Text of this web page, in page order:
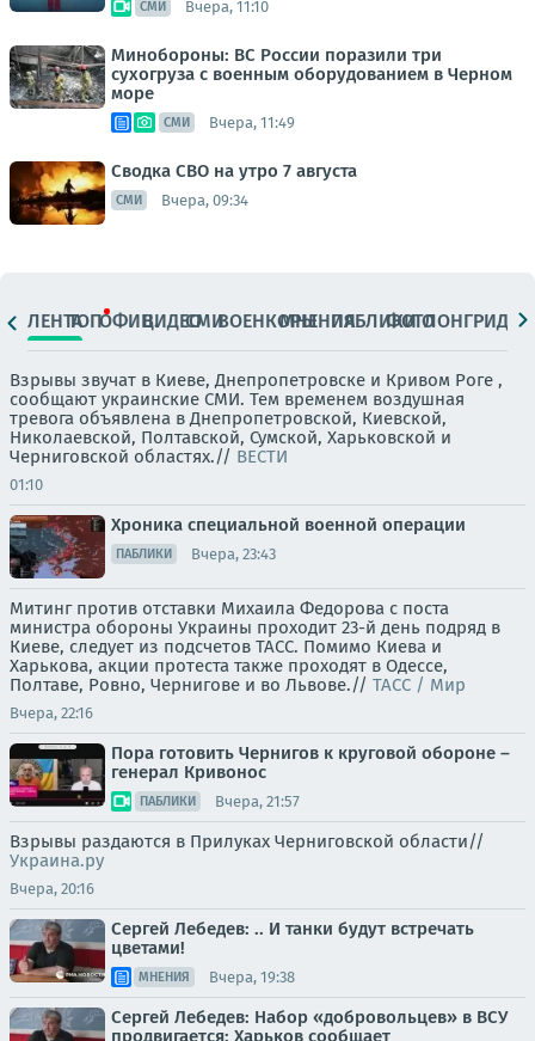
СМИ Вчера, 11:10
Минобороны: ВС России поразили три
сухогруза с военным оборудованием в Черном
море
СМИ Вчера, 11:49
Сводка СВО на утро 7 августа
СМИ Вчера, 09:34
ЛЕНТАТОПОФИЦ.ВИДЕОСМИВОЕНКОРЫМНЕНИЯПАБЛИКИ
ФОТОЛОНГРИДЫ
Взрывы звучат в Киеве, Днепропетровске и Кривом Роге ,
сообщают украинские СМИ. Тем временем воздушная
тревога объявлена в Днепропетровской, Киевской,
Николаевской, Полтавской, Сумской, Харьковской и
Черниговской областях.// ВЕСТИ
01:10
Хроника специальной военной операции
ПАБЛИКИ Вчера, 23:43
Митинг против отставки Михаила Федорова с поста
министра обороны Украины проходит 23-й день подряд в
Киеве, следует из подсчетов ТАСС. Помимо Киева и
Харькова, акции протеста также проходят в Одессе,
Полтаве, Ровно, Чернигове и во Львове.// ТАСС / Мир
Вчера, 22:16
Пора готовить Чернигов к круговой обороне –
генерал Кривонос
ПАБЛИКИ Вчера, 21:57
Взрывы раздаются в Прилуках Черниговской области//
Украина.ру
Вчера, 20:16
Сергей Лебедев: .. И танки будут встречать
цветами!
МНЕНИЯ Вчера, 19:38
Сергей Лебедев: Набор «добровольцев» в ВСУ
продвигается: Харьков сообщает